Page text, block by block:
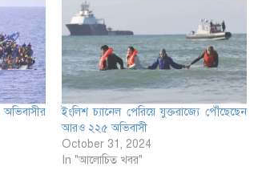
ইংলিশ চ্যানেল পেরিয়ে যুক্তরাজ্যে পৌঁছেছেন
আরও ২২৫ অভিবাসী
October 31, 2024
In "আলোচিত খবর"